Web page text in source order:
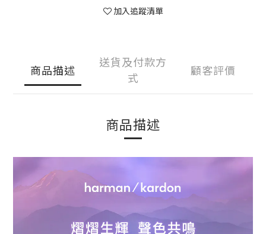
加入追蹤清單
商品描述
送貨及付款方
式
顧客評價
商品描述